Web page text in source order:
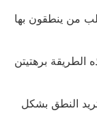
من ينطقون بها
برهتيتن
النطق بشكل